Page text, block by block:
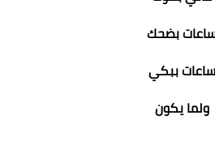
بضحك
ساعات ببكي
ولما يكون